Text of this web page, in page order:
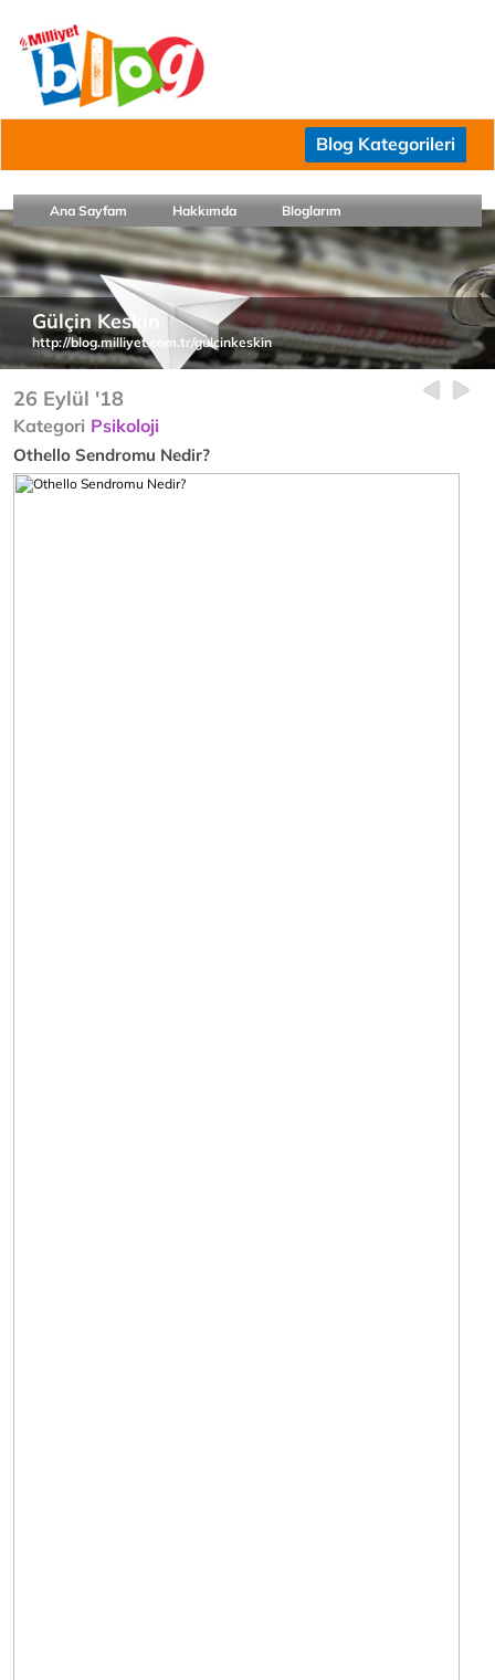
Blog Kategorileri
Ana Sayfam Hakkımda Bloglarım
Gülçin Keskin
http://blog.milliyet.com.tr/gulcinkeskin
26 Eylül '18
Kategori Psikoloji
Othello Sendromu Nedir?